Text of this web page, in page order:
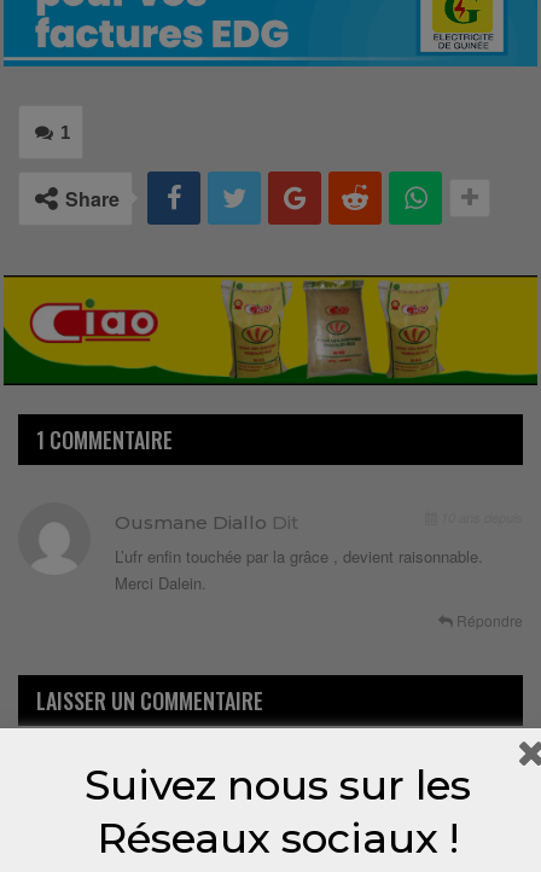
1
Share
1 COMMENTAIRE
Ousmane Diallo Dit
L’ufr enfin touchée par la grâce , devient raisonnable.
Merci Dalein.
Répondre
LAISSER UN COMMENTAIRE
Suivez nous sur les
Réseaux sociaux !